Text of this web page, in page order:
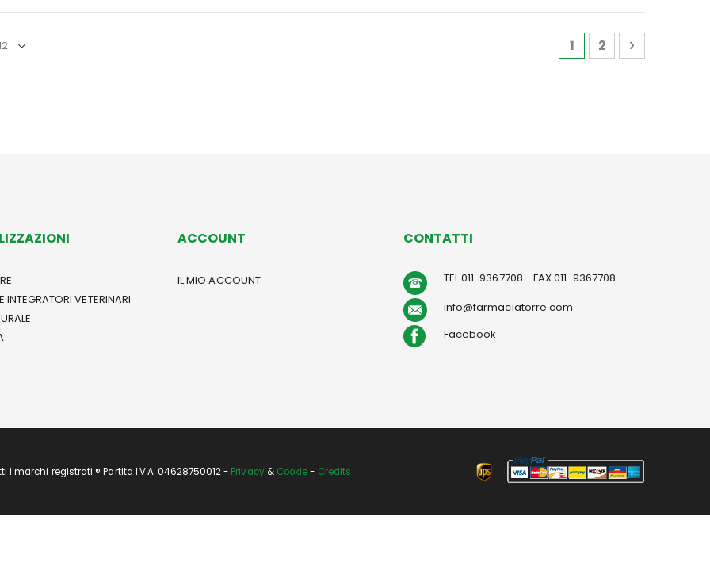
Pagina
Attualmente stai
1 Pagina
2 Pagina
Avanti
INTEGRATORI VETERINARI
ACCOUNT
IL MIO ACCOUNT
CONTATTI
TEL 011-9367708 - FAX 011-9367708
info@farmaciatorre.com
Facebook
i marchi registrati ® Partita I.V.A. 04628750012 - Privacy& Cookie- Credits